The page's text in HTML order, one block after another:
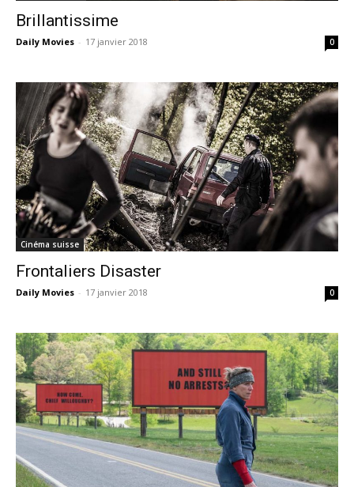
Brillantissime
Daily Movies - 17 janvier 2018 0
Cinéma suisse
Frontaliers Disaster
Daily Movies - 17 janvier 2018 0